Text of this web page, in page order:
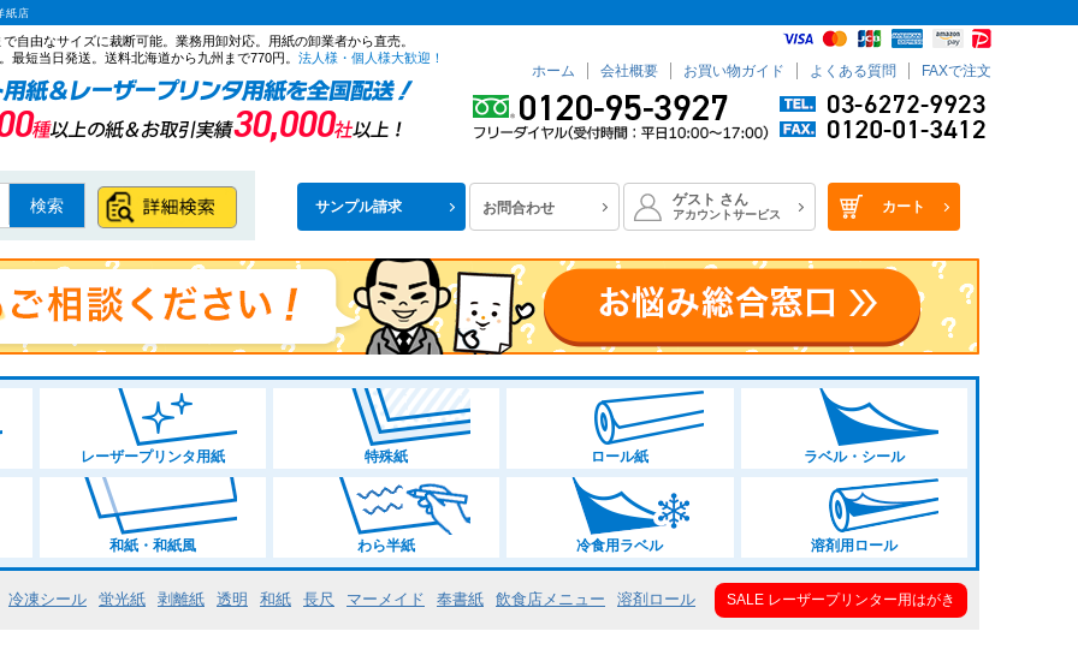
紙店
自由なサイズに裁断可能。業務用卸対応。用紙の卸業者から直売。
最短当日発送。送料北海道から九州まで770円。 法人様・個人様大歓迎！
ホーム 会社概要 お買い物ガイド よくある質問 FAXで注文
サンプル請求 お問合わせ ゲスト さん
アカウントサービス カート
検索
レーザープリンタ用紙 特殊紙 ロール紙 ラベル・シール
和紙・和紙風 わら半紙 冷食用ラベル 溶剤用ロール
冷凍シール 蛍光紙 剥離紙 透明 和紙 長尺 マーメイド 奉書紙 飲食店メニュー 溶剤ロール SALE レーザープリンター用はがき
〜
A1 A2 A3 A4 B4 B5
A3ノビ
セール品 サンプル
新着順
登録順
優先度順
レビュー順
キーワードヒット順
厚み
薄い（～0.07mm）
普通（0.08mm～0.12mm）
少し厚い（0.13mm～0.17mm）
まあまあ厚い（0.18mm～0.24mm）
厚い（0.25mm～0.27mm）